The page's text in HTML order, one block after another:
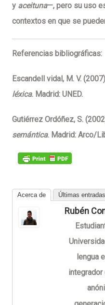
y aceituna—, pero su uso
contextos en que se
Referencias bibliográficas:
Escandell vidal, M. V.
léxica. Madrid: UNED.
Gutiérrez Ordóñez, S.
semántica. Madrid: Arco/
Acerca de Últimas entradas
Rubén
lengua
integrador